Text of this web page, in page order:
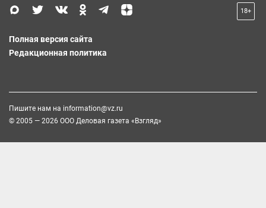
18+
Полная версия сайта
Редакционная политика
Пишите нам на information@vz.ru
© 2005 — 2026 ООО Деловая газета «Взгляд»